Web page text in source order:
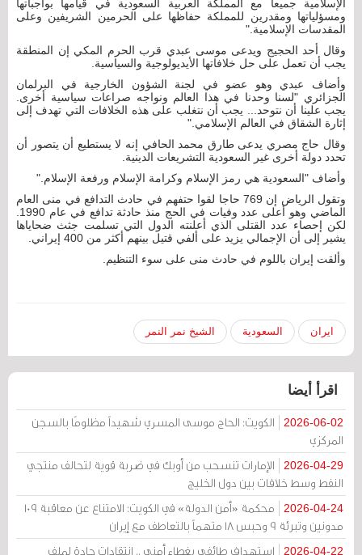
الإسلامية جميعاً مع المملكة العربية السعودية في قيامها بواجباتها
ومسؤلياتها ومقدرين للمملكة حفاظها على الحرمين الشريفين وعلى
المقدسات الإسلامية."
وقال أحد الحجيج ويدعى موسى عبدي قرب الحرم المكي إن المنطقة
يجب أن تعمل على حل خلافاتها الأيديولوجية والسياسية.
وأضاف عبدي وهو عضو في لجنة الشؤون الخارجية في البرلمان
الجزائري "لسنا وحدنا في هذا العالم ونواجه صراعات سياسية أخرى.
يجب علينا أن نتوحد... يجب أن نتغلب على هذه الخلافات التي تهدف إلى
إثارة الشقاق في العالم الإسلامي."
وقال حاج مصري يدعى طارق محمد الحافي إنه لا يستطيع أن يتصور أن
تحدد دولة أخرى غير السعودية التشريعات الدينية.
وأضاف "السعودية هي رمز الإسلام وكرامة الإسلام ورفعة الإسلام."
وتقول الرياض إن 769 حاجا لقوا حتفهم في حادث التدافع في منى العام
لكن إحصاء عدد القتلى الذي أعلنته الدول التي تسلمت جثث ضحاياها
يشير إلى أن الإجمالي يزيد على ألفي قتيل بينهم أكثر من 400 إيراني.
وألقت إيران باللوم في حادث منى على سوء التنظيم.
ايران السعودية الشيخ نمر النمر
اقرأ أيضا
2026-06-02
الكويت: الحاج موسى المسري شهيداً مظلومًا بالسجن
المركزي
2026-04-29
الإمارات تنسحب من أوبك في ضربة قوية لتحالف منتجي
النفط وسط خلافات بين دول الخليج
2026-04-24
محكمة «أمن الدولة» في الكويت: الامتناع عن معاقبة 109
مدونين وتبرئة 9 وحبس 18 متهماً بالتعاطف مع إيران
2026-04-22 استهداف طائفي بغطاء أمني .. انتقادات حادة لملف